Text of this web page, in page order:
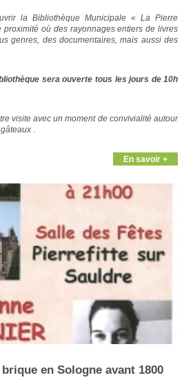
la Bibliothèque Municipale « La Pierre
proximité où des rayonnages entiers de livres
genres, des documentaires, mais aussi des
sera ouverte tous les jours de 10h
visite avec un moment de convivialité autour
En savoir +
en Sologne avant 1800